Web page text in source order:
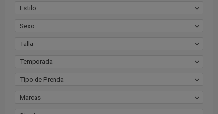
Estilo
Sexo
Talla
Temporada
Tipo de Prenda
Marcas